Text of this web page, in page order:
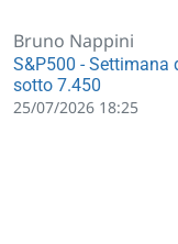
Bruno Nappini
S&P500 - Settimana
sotto 7.450
25/07/2026 18:25